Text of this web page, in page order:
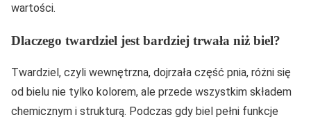
wartości.
Dlaczego twardziel jest bardziej trwała niż biel?
Twardziel, czyli wewnętrzna, dojrzała część pnia, różni się
od bielu nie tylko kolorem, ale przede wszystkim składem
chemicznym i strukturą. Podczas gdy biel pełni funkcje